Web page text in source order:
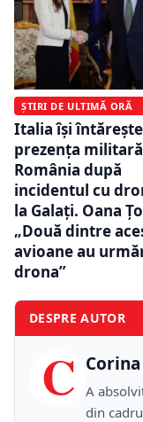
ȘTIRI DE ULTIMĂ ORĂ
Italia își întărește
prezența
România după
incidentul cu
la Galați. Oana
„Două dintre
avioane au
drona”
DESPRE AUTOR
C
A
din